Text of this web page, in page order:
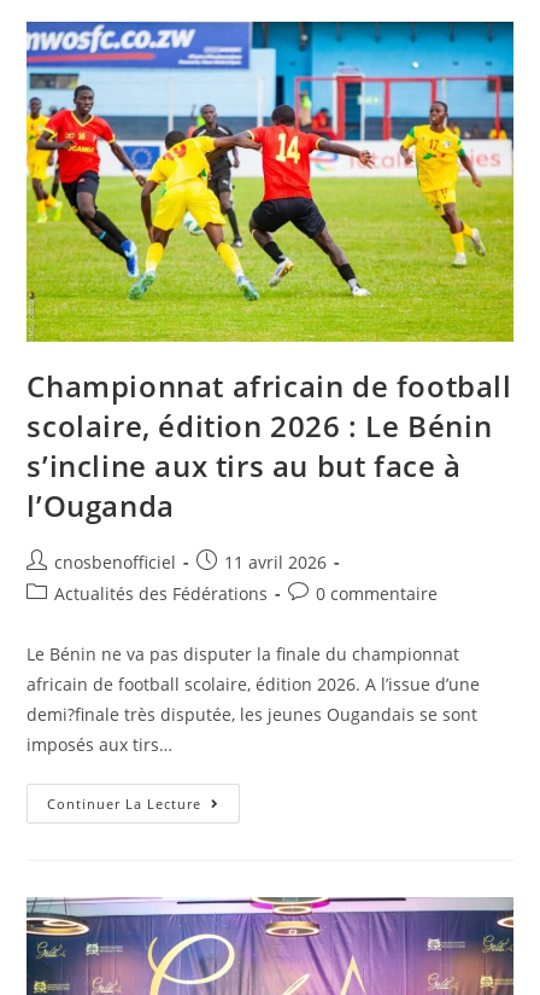
Championnat africain de football
scolaire, édition 2026 : Le Bénin
s’incline aux tirs au but face à
l’Ouganda
cnosbenofficiel
11 avril 2026
Actualités des Fédérations
0 commentaire
Le Bénin ne va pas disputer la finale du championnat
africain de football scolaire, édition 2026. A l’issue d’une
demi?finale très disputée, les jeunes Ougandais se sont
imposés aux tirs…
Continuer La Lecture